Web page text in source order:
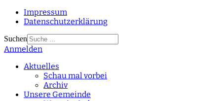
Impressum
Datenschutzerklärung
Suchen
Type 2 or more
Anmelden
Aktuelles
Schau mal vorbei
Archiv
Unsere Gemeinde